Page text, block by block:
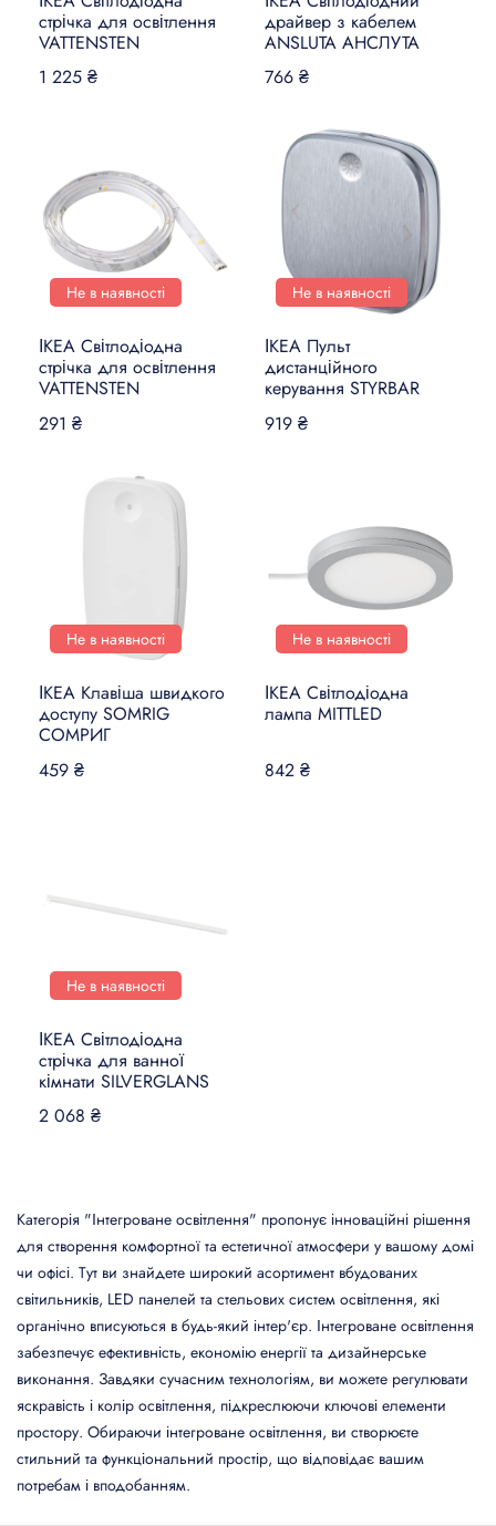
стрічка для освітлення
VATTENSTEN
1 225 ₴
драйвер з кабелем
ANSLUTA АНСЛУТА
766 ₴
Не в наявності
ІКЕА Світлодіодна
стрічка для освітлення
VATTENSTEN
291 ₴
Не в наявності
ІКЕА Пульт
дистанційного
керування STYRBAR
919 ₴
Не в наявності
ІКЕА Клавіша швидкого
доступу SOMRIG
СОМРИГ
459 ₴
Не в наявності
ІКЕА Світлодіодна
лампа MITTLED
842 ₴
Не в наявності
ІКЕА Світлодіодна
стрічка для ванної
кімнати SILVERGLANS
2 068 ₴
Категорія "Інтегроване освітлення" пропонує інноваційні рішення
для створення комфортної та естетичної атмосфери у вашому домі
чи офісі. Тут ви знайдете широкий асортимент вбудованих
світильників, LED панелей та стельових систем освітлення, які
органічно вписуються в будь-який інтер'єр. Інтегроване освітлення
забезпечує ефективність, економію енергії та дизайнерське
виконання. Завдяки сучасним технологіям, ви можете регулювати
яскравість і колір освітлення, підкреслюючи ключові елементи
простору. Обираючи інтегроване освітлення, ви створюєте
стильний та функціональний простір, що відповідає вашим
потребам і вподобанням.